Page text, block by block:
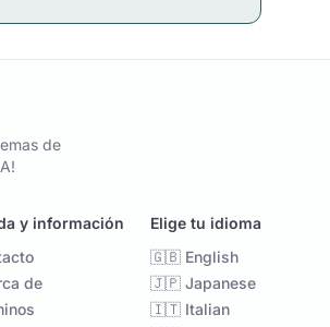
de
y información
de
Elige tu idioma
🇬🇧 English
🇯🇵 Japanese
🇮🇹 Italian